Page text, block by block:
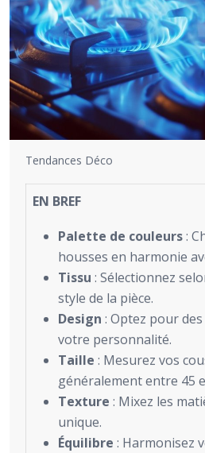
Tendances Déco
EN BREF
Palette de couleurs:
housses en harmonie
Tissu : Sélectionnez
style de la pièce.
Design : Optez pour
votre personnalité.
Taille : Mesurez vos
généralement entre 45
Texture : Mixez les
unique.
Équilibre : Harmonisez